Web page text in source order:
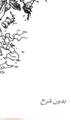
بدون شرح